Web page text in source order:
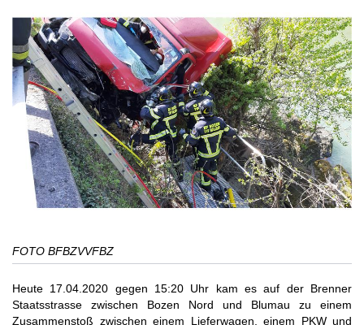
FOTO BFBZVVFBZ
Heute 17.04.2020 gegen 15:20 Uhr kam es auf der Brenner
Staatsstrasse zwischen Bozen Nord und Blumau zu einem
Zusammenstoß zwischen einem Lieferwagen, einem PKW und